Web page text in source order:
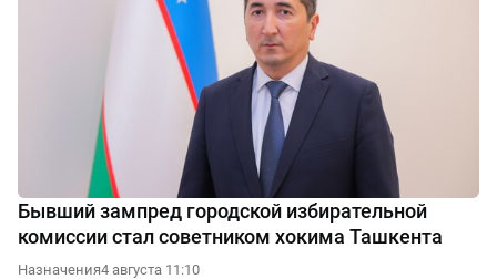
Бывший зампред городской избирательной
комиссии стал советником хокима Ташкента
Назначения4 августа 11:10